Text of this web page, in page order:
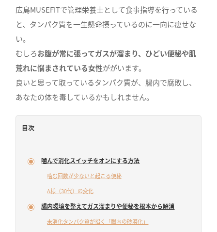
広島MUSEFITで管理栄養士として食事指導を行っている
と、タンパク質を一生懸命摂っているのに一向に痩せな
い。
むしろお腹が常に張ってガスが溜まり、ひどい便秘や肌
荒れに悩まされている女性ががいます。
良いと思って取っているタンパク質が、腸内で腐敗し、
あなたの体を毒しているかもしれません。
目次
噛んで消化スイッチをオンにする方法
噛む回数が少ないと起こる便秘
A様（30代）の変化
腸内環境を整えてガス溜まりや便秘を根本から解消
未消化タンパク質が招く「腸内の砂漠化」